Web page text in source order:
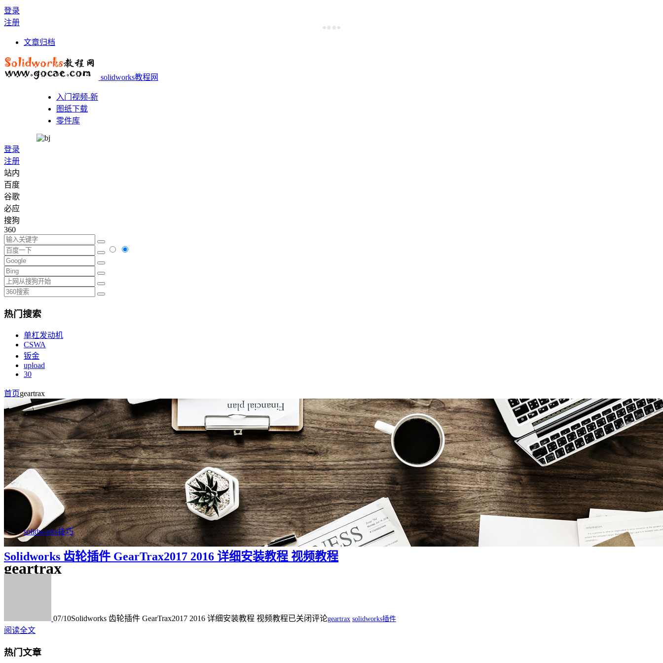
登录
注册
文章归档
solidworks教程网
入门视频-新
图纸下载
零件库
登录
注册
站内
百度
谷歌
必应
搜狗
360
热门搜索
单杠发动机
CSWA
钣金
upload
30
首页geartrax
geartrax
solidworks技巧
Solidworks 齿轮插件 GearTrax2017 2016 详细安装教程 视频教程
07/10Solidworks 齿轮插件 GearTrax2017 2016 详细安装教程 视频教程已关闭评论geartrax solidworks插件
阅读全文
热门文章